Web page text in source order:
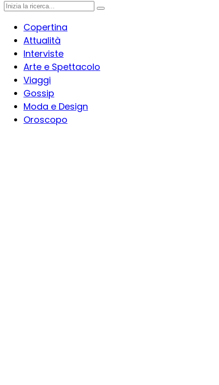
Copertina
Attualità
Interviste
Arte e Spettacolo
Viaggi
Gossip
Moda e Design
Oroscopo